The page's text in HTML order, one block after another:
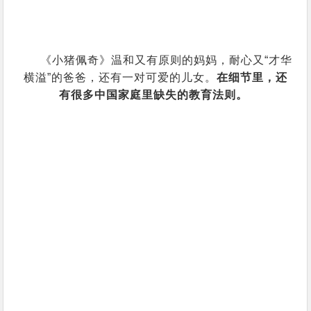
《小猪佩奇》温和又有原则的妈妈，耐心又“才华
横溢”的爸爸，还有一对可爱的儿女。 在细节里，还
有很多中国家庭里缺失的教育法则。